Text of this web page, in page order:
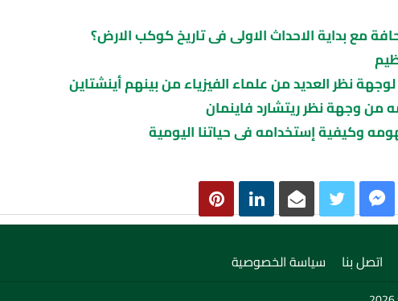
مع بداية اﻻحداث اﻻولى فى تاريخ كوكب اﻻرض؟
نظر العديد من علماء الفيزياء من بينهم أينشتاين
من وجهة نظر ريتشارد فاينمان
وكيفية إستخدامه فى حياتنا اليومية
اتصل بنا سياسة الخصوصية